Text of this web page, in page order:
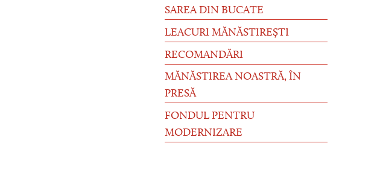
SAREA DIN BUCATE
LEACURI MĂNĂSTIREȘTI
RECOMANDĂRI
MĂNĂSTIREA NOASTRĂ, ÎN
PRESĂ
FONDUL PENTRU
MODERNIZARE